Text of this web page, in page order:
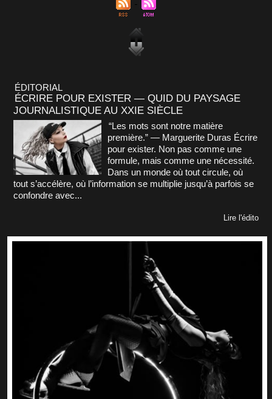
ÉDITORIAL
ÉCRIRE POUR EXISTER — QUID DU PAYSAGE
JOURNALISTIQUE AU XXIE SIÈCLE
“Les mots sont notre matière
première.” — Marguerite Duras Écrire
pour exister. Non pas comme une
formule, mais comme une nécessité.
Dans un monde où tout circule, où
tout s’accélère, où l’information se multiplie jusqu’à parfois se
confondre avec...
Lire l'édito